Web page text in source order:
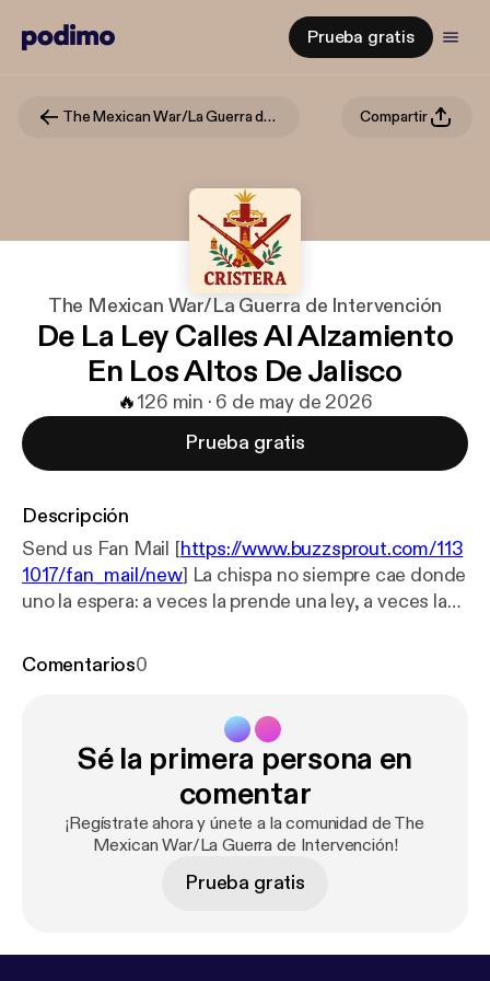
Prueba gratis
The Mexican War/La Guerra de Intervención Compartir
The Mexican War/La Guerra de Intervención
De La Ley Calles Al Alzamiento
En Los Altos De Jalisco
🔥126 min · 6 de may de 2026
Prueba gratis
Descripción
Send us Fan Mail [https://www.buzzsprout.com/113
1017/fan_mail/new] La chispa no siempre cae donde
uno la espera: a veces la prende una ley, a veces la
alimenta una identidad. Aquí explicamos por qué la
la Constitución de 1917 y la Ley Calles, buscando
limitar el poder público de la Iglesia católica en
México. El resultado no es una sola reacción
nacional, sino varias respuestas regionales con
ritmos distintos: Jalisco se enciende primero,
contiene la tensión sin lanzarse de inmediato a la
Comentarios0
Sé la primera persona en
comentar
¡Regístrate ahora y únete a la comunidad de The
Mexican War/La Guerra de Intervención!
Prueba gratis